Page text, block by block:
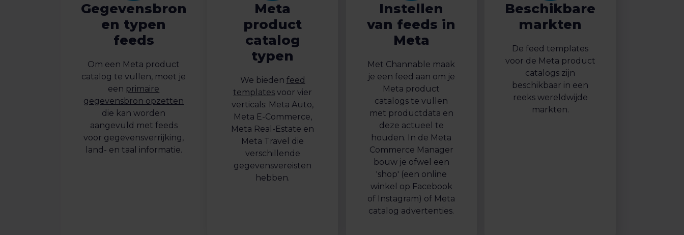
Gegevensbron
en typen
feeds
Om een Meta product
catalog te vullen, moet je
een primaire
gegevensbron opzetten
die kan worden
aangevuld met feeds
voor gegevensverrijking,
land- en taal informatie.
Meta
product
catalog
typen
We bieden feed
templates voor vier
verticals: Meta Auto,
Meta E-Commerce,
Meta Real-Estate en
Meta Travel die
verschillende
gegevensvereisten
hebben.
Instellen
van feeds in
Meta
Met Channable maak
je een feed aan om je
Meta product
catalogs te vullen
met productdata en
deze actueel te
houden. In de Meta
Commerce Manager
bouw je ofwel een
'shop' (een online
winkel op Facebook
of Instagram) of Meta
catalog advertenties.
Beschikbare
markten
De feed templates
voor de Meta product
catalogs zijn
beschikbaar in een
reeks wereldwijde
markten.